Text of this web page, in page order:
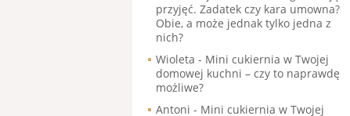
przyjęć. Zadatek czy kara umowna?
Obie, a może jednak tylko jedna z
nich?
Wioleta - Mini cukiernia w Twojej
domowej kuchni – czy to naprawdę
możliwe?
Antoni - Mini cukiernia w Twojej